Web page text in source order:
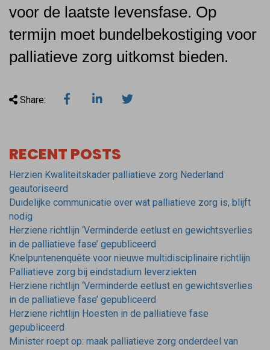
voor de laatste levensfase. Op
termijn moet bundelbekostiging voor
palliatieve zorg uitkomst bieden.
Share:
RECENT POSTS
Herzien Kwaliteitskader palliatieve zorg Nederland
geautoriseerd
Duidelijke communicatie over wat palliatieve zorg is, blijft
nodig
Herziene richtlijn ‘Verminderde eetlust en gewichtsverlies
in de palliatieve fase’ gepubliceerd
Knelpuntenenquête voor nieuwe multidisciplinaire richtlijn
Palliatieve zorg bij eindstadium leverziekten
Herziene richtlijn ‘Verminderde eetlust en gewichtsverlies
in de palliatieve fase’ gepubliceerd
Herziene richtlijn Hoesten in de palliatieve fase
gepubliceerd
Minister roept op: maak palliatieve zorg onderdeel van